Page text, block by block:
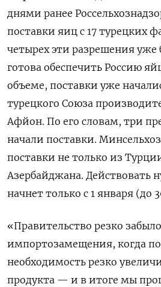
днями ранее
поставки яиц с 17 турецких
четырех эти разрешения
готова обеспечить Россию
объеме, поставки уже
турецкого Союза
Афйон. По его словам, три
начали поставки.
поставки не только из
Азербайджана. Действовать
начнет только с 1 января (до
«Правительство резко
импортозамещения, когда
необходимость резко
продукта — и в итоге мы